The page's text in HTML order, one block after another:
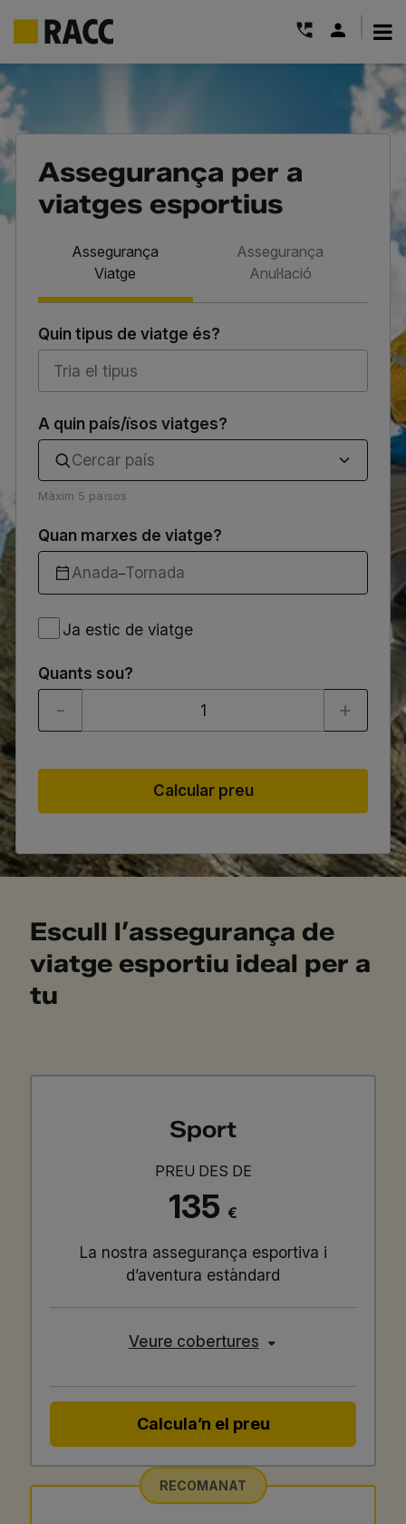
Skip
to
content
Assegurança per a
viatges esportius
Assegurança
Viatge
Assegurança
Anul·lació
Quin tipus de viatge és?
A quin país/ïsos viatges?
Cercar país
Màxim 5 països
Quan marxes de viatge?
Anada–Tornada
Ja
estic
viatge
Ja estic de viatge
Quants sou?
Escull l’assegurança de
viatge esportiu ideal per a
tu
Sport
PREU DES DE
135 €
La nostra assegurança esportiva i
d’aventura estàndard
Veure cobertures
Calcula’n el preu
RECOMANAT